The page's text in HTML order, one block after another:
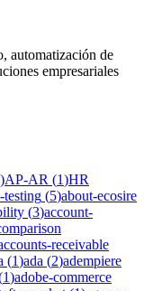
automatización de
empresariales
)AP-AR (1)HR
testing (5)about-ecosire
(3)account-
receivable
(1)ada (2)adempiere
1)adobe-commerce